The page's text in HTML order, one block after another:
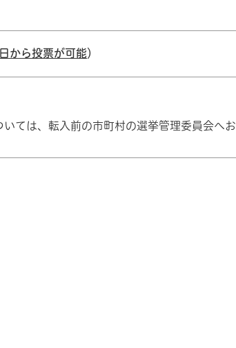
から投票が可能）
ては、転入前の市町村の選挙管理委員会へお